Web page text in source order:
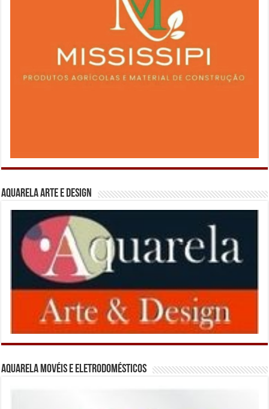
Aquarela Arte e Design
Aquarela Movéis e Eletrodomésticos